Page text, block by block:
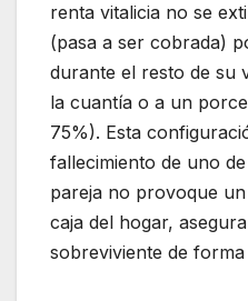
renta vitalicia no se
(pasa a ser cobrada)
durante el resto de su
la cuantía o a un
75%). Esta
fallecimiento de uno
pareja no provoque
caja del hogar,
sobreviviente de